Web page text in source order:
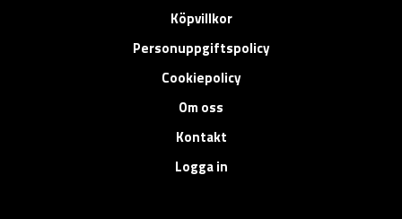
Köpvillkor
Personuppgiftspolicy
Cookiepolicy
Om oss
Kontakt
Logga in